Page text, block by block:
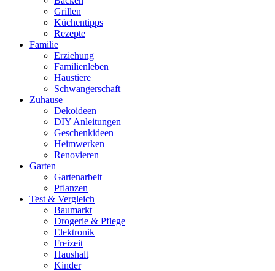
Grillen
Küchentipps
Rezepte
Familie
Erziehung
Familienleben
Haustiere
Schwangerschaft
Zuhause
Dekoideen
DIY Anleitungen
Geschenkideen
Heimwerken
Renovieren
Garten
Gartenarbeit
Pflanzen
Test & Vergleich
Baumarkt
Drogerie & Pflege
Elektronik
Freizeit
Haushalt
Kinder